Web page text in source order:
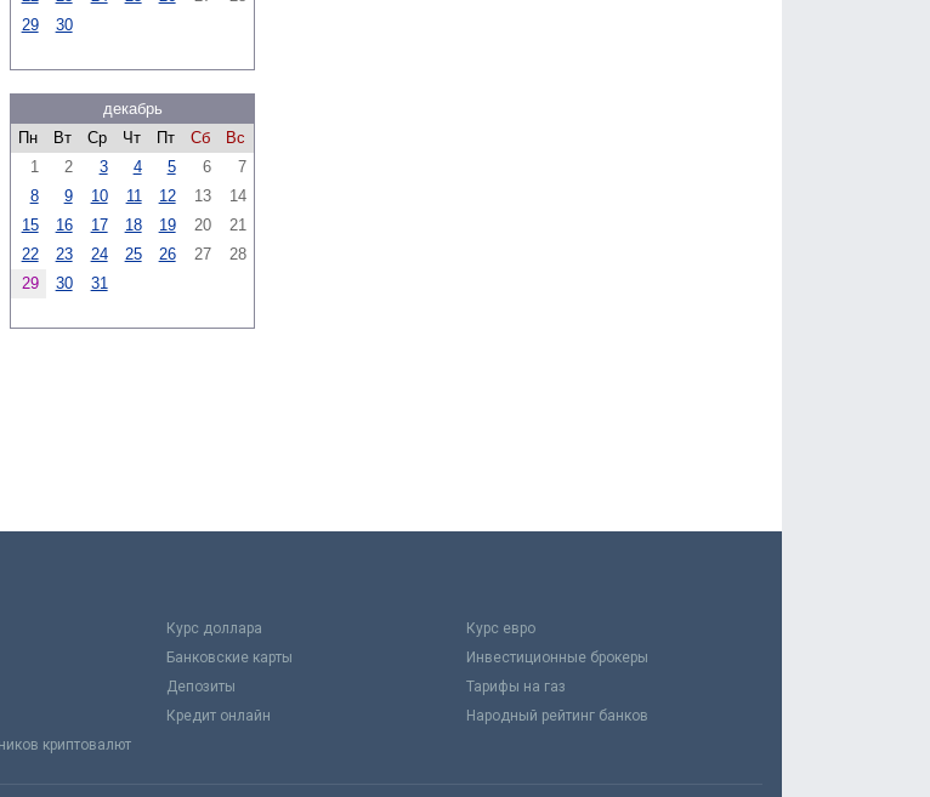
29
30
декабрь
Пн
Вт Ср Чт Пт Сб
Вс
1
2 3 4 5 6
7
8
9 10 11 12 13
14
15
16 17 18 19 20
21
22
23 24 25 26 27
28
29
30 31
Курс доллара
Курс евро
Банковские карты
Инвестиционные брокеры
Депозиты
Тарифы на газ
Кредит онлайн
Народный рейтинг банков
криптовалют